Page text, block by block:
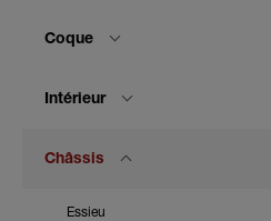
Coque
Intérieur
Châssis
Essieu